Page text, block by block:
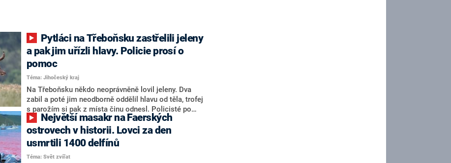
a pak jim uřízli hlavy. Policie prosí o
pomoc
Téma: Jihočeský kraj
Na Třeboňsku někdo neoprávněně lovil jeleny. Dva
zabil a poté jim neodborně oddělil hlavu od těla, trofej
s parožím si pak z místa činu odnesl. Policisté po
pachateli, který způsobil škodu až 50 tisíc, nyní pátrá.
ostrovech v historii. Lovci za den
usmrtili 1400 delfínů
Téma: Svět zvířat